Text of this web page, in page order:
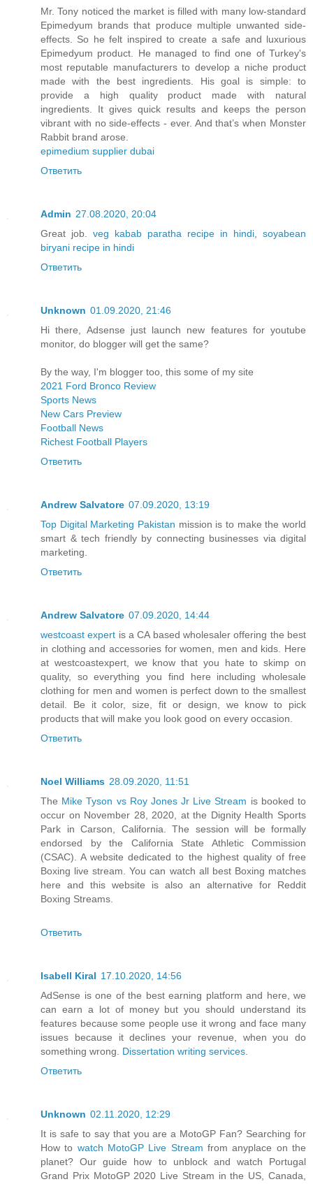
Mr. Tony noticed the market is filled with many low-standard
Epimedyum brands that produce multiple unwanted side-
effects. So he felt inspired to create a safe and luxurious
Epimedyum product. He managed to find one of Turkey's
most reputable manufacturers to develop a niche product
made with the best ingredients. His goal is simple: to
provide a high quality product made with natural
ingredients. It gives quick results and keeps the person
vibrant with no side-effects - ever. And that’s when Monster
Rabbit brand arose.
epimedium supplier dubai
Ответить
Admin 27.08.2020, 20:04
Great job. veg kabab paratha recipe in hindi, soyabean
biryani recipe in hindi
Ответить
Unknown 01.09.2020, 21:46
Hi there, Adsense just launch new features for youtube
monitor, do blogger will get the same?
By the way, I'm blogger too, this some of my site
2021 Ford Bronco Review
Sports News
New Cars Preview
Football News
Richest Football Players
Ответить
Andrew Salvatore 07.09.2020, 13:19
Top Digital Marketing Pakistan mission is to make the world
smart & tech friendly by connecting businesses via digital
marketing.
Ответить
Andrew Salvatore 07.09.2020, 14:44
westcoast expert is a CA based wholesaler offering the best
in clothing and accessories for women, men and kids. Here
at westcoastexpert, we know that you hate to skimp on
quality, so everything you find here including wholesale
clothing for men and women is perfect down to the smallest
detail. Be it color, size, fit or design, we know to pick
products that will make you look good on every occasion.
Ответить
Noel Williams 28.09.2020, 11:51
The Mike Tyson vs Roy Jones Jr Live Stream is booked to
occur on November 28, 2020, at the Dignity Health Sports
Park in Carson, California. The session will be formally
endorsed by the California State Athletic Commission
(CSAC). A website dedicated to the highest quality of free
Boxing live stream. You can watch all best Boxing matches
here and this website is also an alternative for Reddit
Boxing Streams.
Ответить
Isabell Kiral 17.10.2020, 14:56
AdSense is one of the best earning platform and here, we
can earn a lot of money but you should understand its
features because some people use it wrong and face many
issues because it declines your revenue, when you do
something wrong. Dissertation writing services.
Ответить
Unknown 02.11.2020, 12:29
It is safe to say that you are a MotoGP Fan? Searching for
How to watch MotoGP Live Stream from anyplace on the
planet? Our guide how to unblock and watch Portugal
Grand Prix MotoGP 2020 Live Stream in the US, Canada,